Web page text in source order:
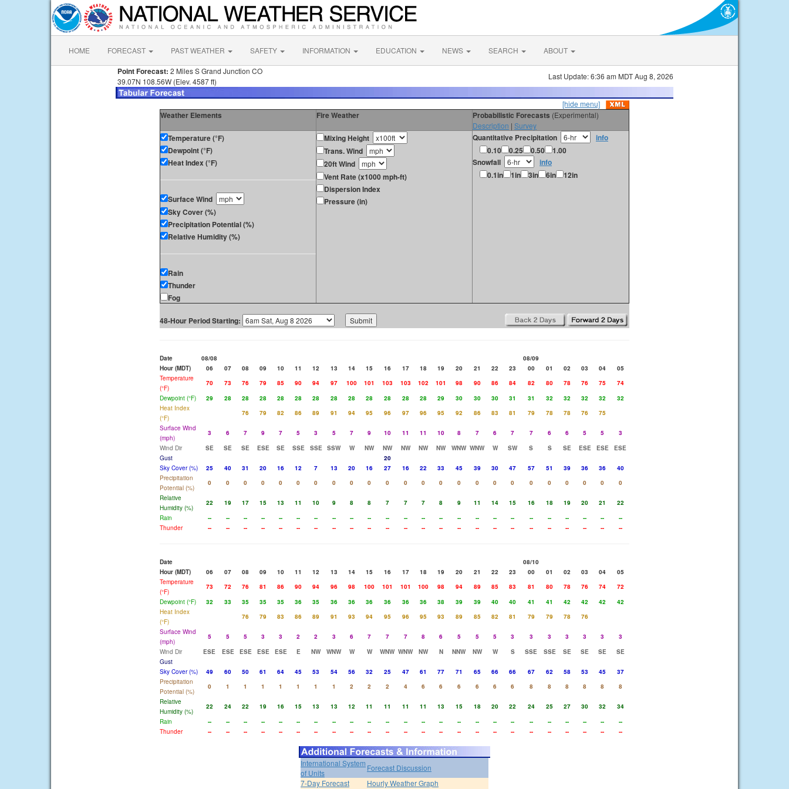
HOME FORECAST PAST WEATHER SAFETY INFORMATION EDUCATION NEWS SEARCH ABOUT
Point Forecast: 2 Miles S Grand Junction CO
39.07N 108.56W (Elev. 4587 ft)
Last Update: 6:36 am MDT Aug 8, 2026
[hide menu]
Weather Elements Fire Weather Probabilistic Forecasts (Experimental)
Description | Survey
Temperature (°F)
Dewpoint (°F)
Heat Index (°F)
Surface Wind
Sky Cover (%)
Precipitation Potential (%)
Relative Humidity (%)
Rain
Thunder
Fog
Mixing Height
Trans. Wind
20ft Wind
Vent Rate (x1000 mph-ft)
Dispersion Index
Pressure (in)
Quantitative Precipitation
info
0.10
0.25 0.50
1.00
Snowfall
info
0.1in
1in 3in 6in 12in
48-Hour Period Starting:
Date 08/08
08/09
Hour (MDT)
06 07 08 09 10 11 12 13 14 15 16 17 18 19 20 21 22 23 00 01 02 03 04
05
Temperature
(°F)
70 73 76 79 85 90 94 97 100 101 103 103 102 101 98 90 86 84 82 80 78 76 75
74
Dewpoint (°F)
29 28 28 28 28 28 28 28 28 28 28 28 28 29 30 30 30 31 31 32 32 32 32
32
Heat Index
(°F)
76 79 82 86 89 91 94 95 96 97 96 95 92 86 83 81 79 78 78 76
75
Surface Wind
(mph)
3 6 7 9 7 5 3 5 7 9 10 11 11 10 8 7 6 7 7 6 6 5 5
3
Wind Dir
SE SE SE ESE SE SSE SSE SSW W NW NW NW NW NW WNW WNW W SW S S SE ESE ESE
ESE
Gust
20
Sky Cover (%)
25 40 31 20 16 12 7 13 20 16 27 16 22 33 45 39 30 47 57 51 39 36 36
40
Precipitation
Potential (%)
0 0 0 0 0 0 0 0 0 0 0 0 0 0 0 0 0 0 0 0 0 0 0
0
Relative
Humidity (%)
22 19 17 15 13 11 10 9 8 8 7 7 7 8 9 11 14 15 16 18 19 20 21
22
Rain
-- -- -- -- -- -- -- -- -- -- -- -- -- -- -- -- -- -- -- -- -- -- --
--
Thunder
-- -- -- -- -- -- -- -- -- -- -- -- -- -- -- -- -- -- -- -- -- -- -- --
Date
08/10
Hour (MDT)
06 07 08 09 10 11 12 13 14 15 16 17 18 19 20 21 22 23 00 01 02 03 04
05
Temperature
(°F)
73 72 76 81 86 90 94 96 98 100 101 101 100 98 94 89 85 83 81 80 78 76 74
72
Dewpoint (°F)
32 33 35 35 35 36 35 36 36 36 36 36 36 38 39 39 40 40 41 41 42 42 42
42
Heat Index
(°F)
76 79 83 86 89 91 93 94 95 96 95 93 89 85 82 81 79 79 78
76
Surface Wind
(mph)
5 5 5 3 3 2 2 3 6 7 7 7 8 6 5 5 5 3 3 3 3 3 3
3
Wind Dir
ESE ESE ESE ESE ESE E NW WNW W W WNW WNW NW N NNW NW W S SSE SSE SE SE SE
SE
Gust
Sky Cover (%)
49 60 50 61 64 45 53 54 56 32 25 47 61 77 71 65 66 66 67 62 58 53 45
37
Precipitation
Potential (%)
0 1 1 1 1 1 1 1 2 2 2 4 6 6 6 6 6 6 8 8 8 8 8
8
Relative
Humidity (%)
22 24 22 19 16 15 13 13 12 11 11 11 11 13 15 18 20 22 24 25 27 30 32
34
Rain
-- -- -- -- -- -- -- -- -- -- -- -- -- -- -- -- -- -- -- -- -- -- --
--
Thunder
-- -- -- -- -- -- -- -- -- -- -- -- -- -- -- -- -- -- -- -- -- -- -- --
International System
of Units
Forecast Discussion
7-Day Forecast
Hourly Weather Graph